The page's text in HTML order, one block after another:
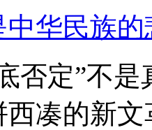
华民族的
否定”不
西凑的新